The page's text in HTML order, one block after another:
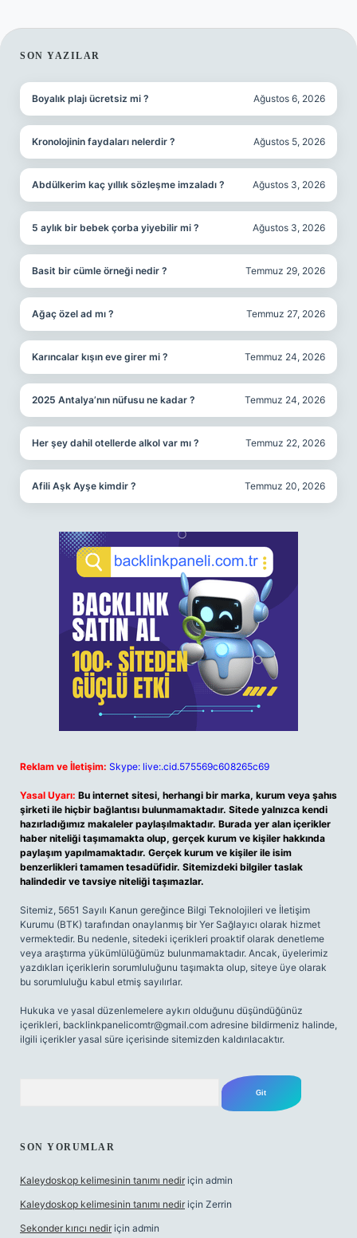
SIDEBAR
SON YAZILAR
Boyalık plajı ücretsiz mi ? Ağustos 6, 2026
Kronolojinin faydaları nelerdir ? Ağustos 5, 2026
Abdülkerim kaç yıllık sözleşme imzaladı ? Ağustos 3, 2026
5 aylık bir bebek çorba yiyebilir mi ? Ağustos 3, 2026
Basit bir cümle örneği nedir ? Temmuz 29, 2026
Ağaç özel ad mı ? Temmuz 27, 2026
Karıncalar kışın eve girer mi ? Temmuz 24, 2026
2025 Antalya’nın nüfusu ne kadar ? Temmuz 24, 2026
Her şey dahil otellerde alkol var mı ? Temmuz 22, 2026
Afili Aşk Ayşe kimdir ? Temmuz 20, 2026
Reklam ve İletişim: Skype: live:.cid.575569c608265c69
Yasal Uyarı: Bu internet sitesi, herhangi bir marka, kurum veya şahıs
şirketi ile hiçbir bağlantısı bulunmamaktadır. Sitede yalnızca kendi
hazırladığımız makaleler paylaşılmaktadır. Burada yer alan içerikler
haber niteliği taşımamakta olup, gerçek kurum ve kişiler hakkında
paylaşım yapılmamaktadır. Gerçek kurum ve kişiler ile isim
benzerlikleri tamamen tesadüfidir. Sitemizdeki bilgiler taslak
halindedir ve tavsiye niteliği taşımazlar.
Sitemiz, 5651 Sayılı Kanun gereğince Bilgi Teknolojileri ve İletişim
Kurumu (BTK) tarafından onaylanmış bir Yer Sağlayıcı olarak hizmet
vermektedir. Bu nedenle, sitedeki içerikleri proaktif olarak denetleme
veya araştırma yükümlülüğümüz bulunmamaktadır. Ancak, üyelerimiz
yazdıkları içeriklerin sorumluluğunu taşımakta olup, siteye üye olarak
bu sorumluluğu kabul etmiş sayılırlar.
Hukuka ve yasal düzenlemelere aykırı olduğunu düşündüğünüz
içerikleri, backlinkpanelicomtr@gmail.com adresine bildirmeniz halinde,
ilgili içerikler yasal süre içerisinde sitemizden kaldırılacaktır.
SON YORUMLAR
Kaleydoskop kelimesinin tanımı nedir için admin
Kaleydoskop kelimesinin tanımı nedir için Zerrin
Sekonder kırıcı nedir için admin